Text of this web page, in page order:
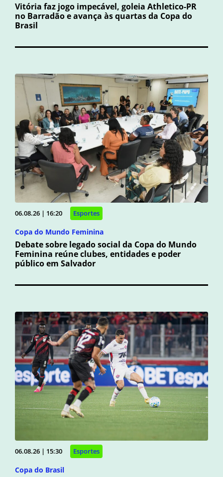
Vitória faz jogo impecável, goleia Athletico-PR
no Barradão e avança às quartas da Copa do
Brasil
06.08.26 | 16:20 Esportes
Copa do Mundo Feminina
Debate sobre legado social da Copa do Mundo
Feminina reúne clubes, entidades e poder
público em Salvador
06.08.26 | 15:30 Esportes
Copa do Brasil